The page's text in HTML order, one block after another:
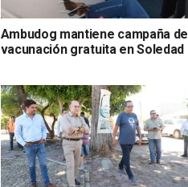
Ambudog mantiene campaña de
vacunación gratuita en Soledad